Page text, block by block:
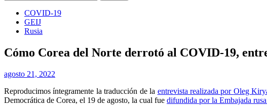
COVID-19
GEIJ
Rusia
Cómo Corea del Norte derrotó al COVID-19,
agosto 21, 2022
Reproducimos íntegramente la traducción de la entrevista realizada por Oleg
Democrática de Corea, el 19 de agosto, la cual fue difundida por la Embajada